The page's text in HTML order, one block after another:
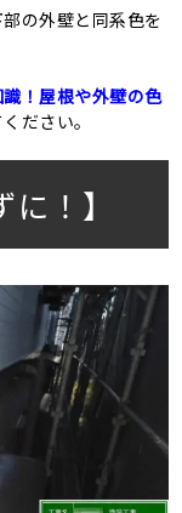
の外壁と同系色を
識！屋根や外壁の色
ださい。
！】